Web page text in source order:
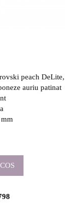
peach DeLite,
auriu patinat